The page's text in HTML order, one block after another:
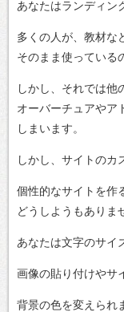
あなたはランディン
多くの人が、教材な
そのまま使っている
しかし、それでは他
オーバーチュアやア
しまいます。
しかし、サイトのカ
個性的なサイトを作
どうしようもありま
あなたは文字のサイ
画像の貼り付けやサ
背景の色を変えられ